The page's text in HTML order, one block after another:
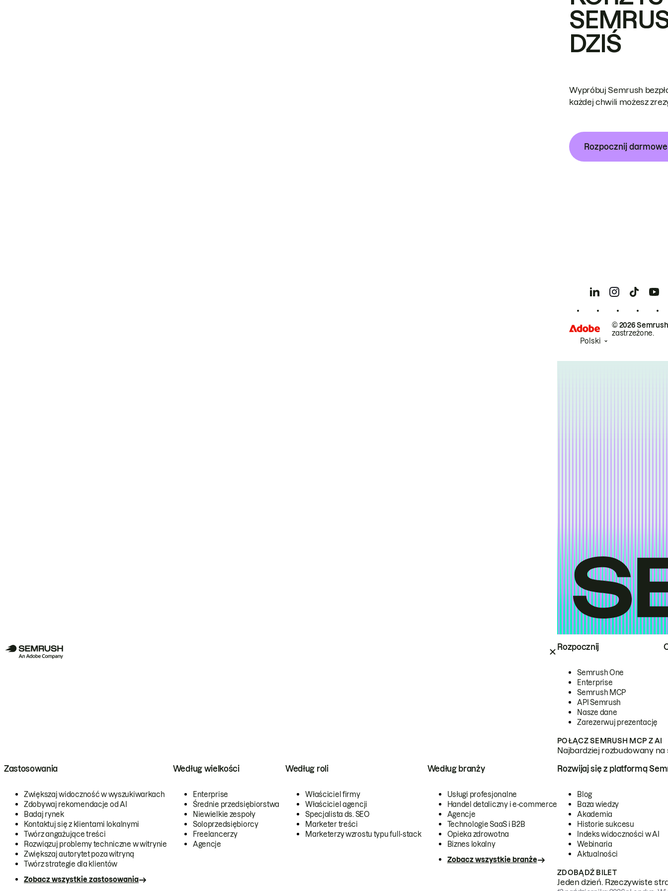
Rozpocznij
Semrush One
Enterprise
Semrush MCP
API Semrush
Nasze dane
Zarezerwuj prezentację
POŁĄCZ SEMRUSH MCP Z AI
Najbardziej rozbudowany
Zastosowania
Zwiększaj widoczność w wyszukiwarkach
Zdobywaj rekomendacje od AI
Badaj rynek
Kontaktuj się z klientami lokalnymi
Twórz angażujące treści
Rozwiązuj problemy techniczne w witrynie
Zwiększaj autorytet poza witryną
Twórz strategie dla klientów
Zobacz wszystkie zastosowania
Według wielkości
Enterprise
Średnie przedsiębiorstwa
Niewielkie zespoły
Soloprzedsiębiorcy
Freelancerzy
Agencje
Według roli
Właściciel firmy
Właściciel agencji
Specjalista ds. SEO
Marketer treści
Marketerzy wzrostu typu full-stack
Według branży
Usługi profesjonalne
Handel detaliczny i e-commerce
Agencje
Technologie SaaS i B2B
Opieka zdrowotna
Biznes lokalny
Zobacz wszystkie branże
Rozwijaj się z platformą
Blog
Baza wiedzy
Akademia
Historie sukcesu
Indeks widoczności w AI
Webinaria
Aktualności
ZDOBĄDŹ BILET
Jeden dzień. Rzeczywiste
DZIŚ
Wypróbuj Semrush
każdej chwili możesz
Rozpocznij
© 2026
zastrzeżone.
Polski